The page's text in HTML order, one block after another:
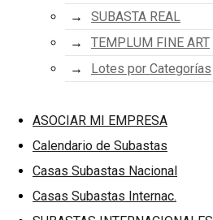
1
2
3
4
5
SUBASTA REAL
TEMPLUM FINE ART
Lotes por Categorías
ASOCIAR MI EMPRESA
Calendario de Subastas
Casas Subastas Nacional
Casas Subastas Internac.